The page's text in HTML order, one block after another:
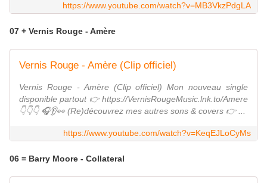
https://www.youtube.com/watch?v=MB3VkzPdgLA
07 + Vernis Rouge - Amère
Vernis Rouge - Amère (Clip officiel)
Vernis Rouge - Amère (Clip officiel) Mon nouveau single
disponible partout 👉 https://VernisRougeMusic.lnk.to/Amere
👇👇👇 🎧👂👀 (Re)découvrez mes autres sons & covers 👉 ...
https://www.youtube.com/watch?v=KeqEJLoCyMs
06 = Barry Moore - Collateral